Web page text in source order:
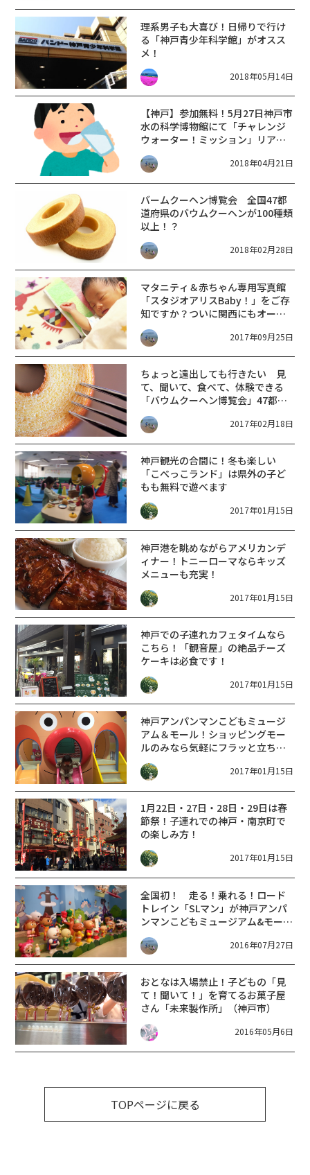
理系男子も大喜び！日帰りで行け
る「神戸青少年科学館」がオスス
メ！
2018年05月14日
【神戸】参加無料！5月27日神戸市
水の科学博物館にて「チャレンジ
ウォーター！ミッション」リアル
謎解きゲームや大容量送水管立杭
見学や浄水場見学（要予約）
2018年04月21日
バームクーヘン博覧会 全国47都
道府県のバウムクーヘンが100種類
以上！？
2018年02月28日
マタニティ＆赤ちゃん専用写真館
「スタジオアリスBaby！」をご存
知ですか？ついに関西にもオープ
ン！
2017年09月25日
ちょっと遠出しても行きたい 見
て、聞いて、食べて、体験できる
「バウムクーヘン博覧会」47都道
府県のバウムクーヘンが勢ぞろい
／そごう神戸店
2017年02月18日
神戸観光の合間に！冬も楽しい
「こべっこランド」は県外の子ど
もも無料で遊べます
2017年01月15日
神戸港を眺めながらアメリカンデ
ィナー！トニーローマならキッズ
メニューも充実！
2017年01月15日
神戸での子連れカフェタイムなら
こちら！「観音屋」の絶品チーズ
ケーキは必食です！
2017年01月15日
神戸アンパンマンこどもミュージ
アム＆モール！ショッピングモー
ルのみなら気軽にフラッと立ち寄
れます！
2017年01月15日
1月22日・27日・28日・29日は春
節祭！子連れでの神戸・南京町で
の楽しみ方！
2017年01月15日
全国初！ 走る！乗れる！ロード
トレイン「SLマン」が神戸アンパ
ンマンこどもミュージアム&モール
に登場
2016年07月27日
おとなは入場禁止！子どもの「見
て！聞いて！」を育てるお菓子屋
さん「未来製作所」（神戸市）
2016年05月6日
TOPページに戻る